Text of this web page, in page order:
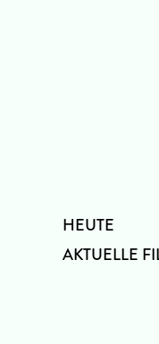
HEUTE
AKTUELLE